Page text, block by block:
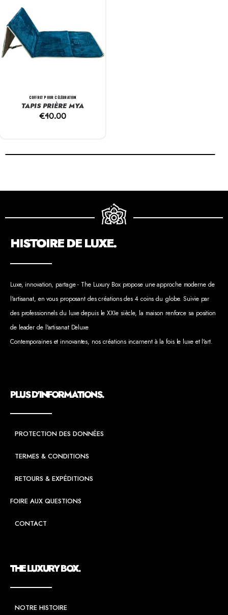
COFFRET POUR CÉLÉBRATION
TAPIS PRIÈRE MYA
€40.00
HISTOIRE DE LUXE.
Luxe, innovation, partage - The Luxury Box propose une approche moderne de
l'artisanat, en vous proposant des créations des 4 coins du globe. Suivie par
des professionnels du luxe depuis le XXIe siècle, la maison renforce sa position
de leader de l'artisanat Deluxe
Contemporaines et innovantes, nos créations incarnent à la fois le luxe et l'art.
PLUS D'INFORMATIONS.
PROTECTION DES DONNÉES
TERMES & CONDITIONS
RETOURS & EXPÉDITIONS
FOIRE AUX QUESTIONS
CONTACT
THE LUXURY BOX.
NOTRE HISTOIRE